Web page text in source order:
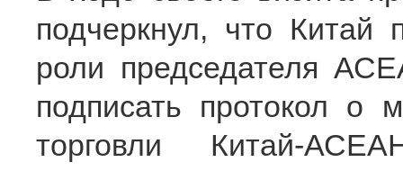
подчеркнул, что
роли председателя
подписать протокол о
торговли Китай-